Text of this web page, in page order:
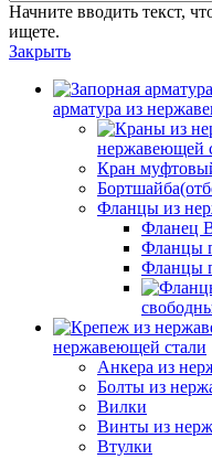
Начните вводить текст,
ищете.
Закрыть
арматура из
нержавеющей
Кран
Фланцы из
Фланец
Фланцы
Фланцы
нержавеющей стали
Анкера из
Болты из
Вилки
Винты из
Втулки